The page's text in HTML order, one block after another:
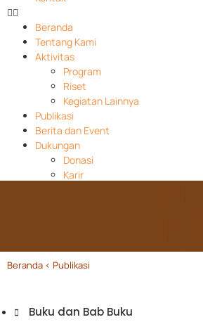
Beranda
Tentang Kami
Aktivitas
Program
Riset
Kegiatan Lainnya
Publikasi
Berita dan Event
Dukungan
Donasi
Karir
Beranda < Publikasi
Buku dan Bab Buku